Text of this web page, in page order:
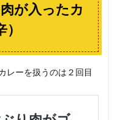
が入ったカ
レーを扱うのは２回目